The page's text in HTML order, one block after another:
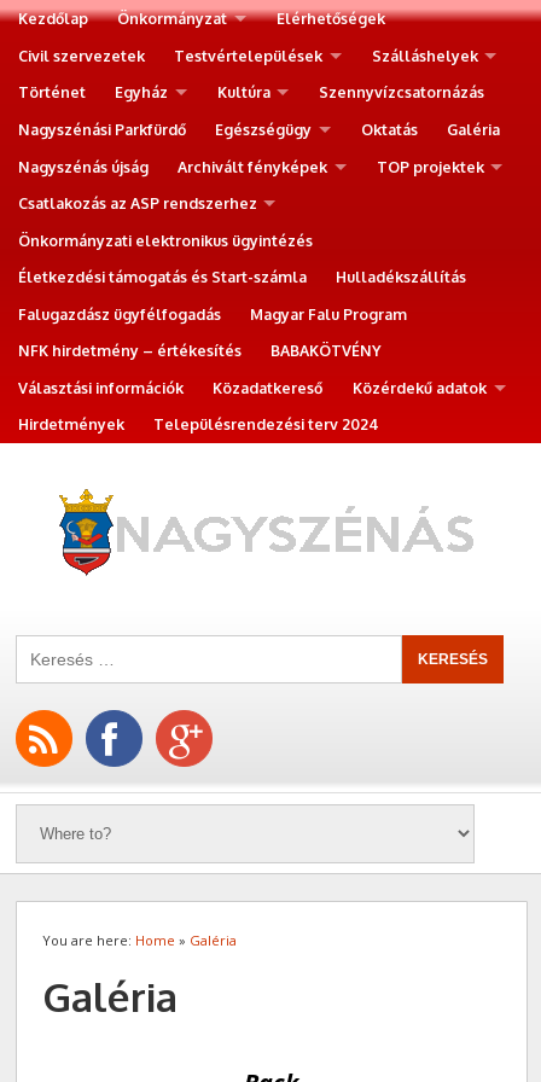
Kezdőlap Önkormányzat
Elérhetőségek
Civil szervezetek
Testvértelepülések
Szálláshelyek
Történet
Egyház Kultúra
Szennyvízcsatornázás
Nagyszénási Parkfürdő
Egészségügy Oktatás
Galéria
Nagyszénás újság
Archivált fényképek
TOP projektek
Csatlakozás az ASP rendszerhez
Önkormányzati elektronikus ügyintézés
Életkezdési támogatás és Start-számla
Hulladékszállítás
Falugazdász ügyfélfogadás
Magyar Falu Program
NFK hirdetmény – értékesítés
BABAKÖTVÉNY
Választási információk
Közadatkereső
Közérdekű adatok
Hirdetmények
Településrendezési terv 2024
You are here: Home » Galéria
Galéria